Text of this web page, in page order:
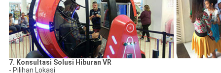
7. Konsultasi Solusi Hiburan VR
- Pilihan Lokasi